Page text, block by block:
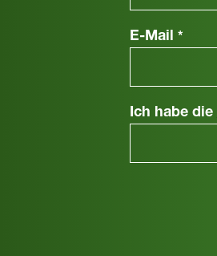
E-Mail *
Ich habe die